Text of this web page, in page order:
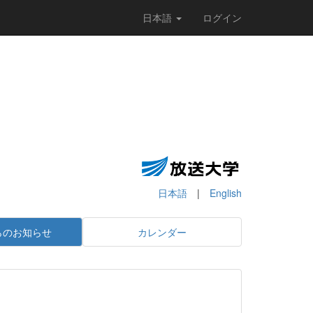
日本語 ログイン
日本語 | English
お知らせ カレンダー